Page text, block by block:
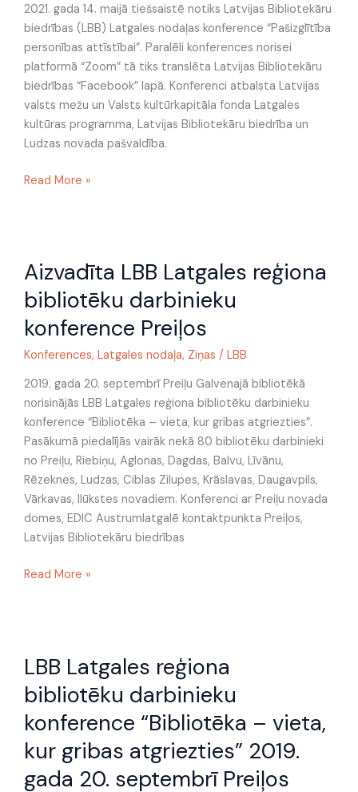
2021. gada 14. maijā tiešsaistē notiks Latvijas Bibliotekāru
biedrības (LBB) Latgales nodaļas konference “Pašizglītība
personības attīstībai”. Paralēli konferences norisei
platformā “Zoom” tā tiks translēta Latvijas Bibliotekāru
biedrības “Facebook” lapā. Konferenci atbalsta Latvijas
valsts mežu un Valsts kultūrkapitāla fonda Latgales
kultūras programma, Latvijas Bibliotekāru biedrība un
Ludzas novada pašvaldība.
Read More »
Aizvadīta LBB Latgales reģiona
bibliotēku darbinieku
konference Preiļos
Konferences, Latgales nodaļa, Ziņas / LBB
2019. gada 20. septembrī Preiļu Galvenajā bibliotēkā
norisinājās LBB Latgales reģiona bibliotēku darbinieku
konference “Bibliotēka – vieta, kur gribas atgriezties”.
Pasākumā piedalījās vairāk nekā 80 bibliotēku darbinieki
no Preiļu, Riebiņu, Aglonas, Dagdas, Balvu, Līvānu,
Rēzeknes, Ludzas, Ciblas Zilupes, Krāslavas, Daugavpils,
Vārkavas, Ilūkstes novadiem. Konferenci ar Preiļu novada
domes, EDIC Austrumlatgalē kontaktpunkta Preiļos,
Latvijas Bibliotekāru biedrības
LBB
reģiona
bibliotēku
Preiļos
Read More »
LBB Latgales reģiona
bibliotēku darbinieku
konference “Bibliotēka – vieta,
kur gribas atgriezties” 2019.
gada 20. septembrī Preiļos
Latgales
bibliotēku
darbinieku
konference
“Bibliotēka
–